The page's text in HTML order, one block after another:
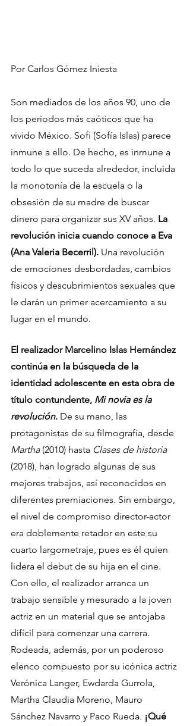
Por Carlos Gómez Iniesta
Son mediados de los años 90, uno de
los periodos más caóticos que ha
vivido México. Sofi (Sofía Islas) parece
inmune a ello. De hecho, es inmune a
todo lo que suceda alrededor, incluida
la monotonía de la escuela o la
obsesión de su madre de buscar
dinero para organizar sus XV años. La
revolución inicia cuando conoce a Eva
(Ana Valeria Becerril). Una revolución
de emociones desbordadas, cambios
físicos y descubrimientos sexuales que
le darán un primer acercamiento a su
lugar en el mundo.
El realizador Marcelino Islas Hernández
continúa en la búsqueda de la
identidad adolescente en esta obra de
título contundente, Mi novia es la
revolución. De su mano, las
protagonistas de su filmografía, desde
Martha (2010) hasta Clases de historia
(2018), han logrado algunas de sus
mejores trabajos, así reconocidos en
diferentes premiaciones. Sin embargo,
el nivel de compromiso director-actor
era doblemente retador en este su
cuarto largometraje, pues es él quien
lidera el debut de su hija en el cine.
Con ello, el realizador arranca un
trabajo sensible y mesurado a la joven
actriz en un material que se antojaba
difícil para comenzar una carrera.
Rodeada, además, por un poderoso
elenco compuesto por su icónica actriz
Verónica Langer, Ewdarda Gurrola,
Martha Claudia Moreno, Mauro
Sánchez Navarro y Paco Rueda. ¡Qué